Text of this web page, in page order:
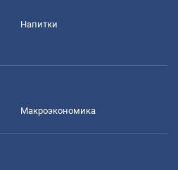
Напитки
Mакроэкономика